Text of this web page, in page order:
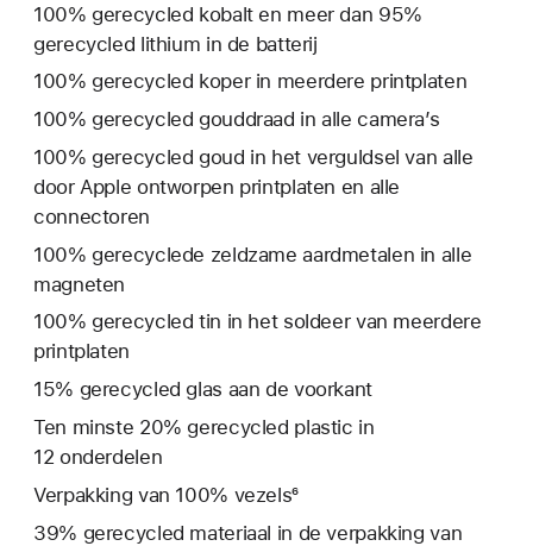
100% gerecycled kobalt en meer dan 95%
gerecycled lithium in de batterij
100% gerecycled koper in meerdere printplaten
100% gerecycled gouddraad in alle camera’s
100% gerecycled goud in het verguldsel van alle
door Apple ontworpen printplaten en alle
connectoren
100% gerecyclede zeldzame aardmetalen in alle
magneten
100% gerecycled tin in het soldeer van meerdere
print­platen
15% gerecycled glas aan de voorkant
Ten minste 20% gerecycled plastic in
12 onderdelen
Verpakking van 100% vezels⁶
39% gerecycled materiaal in de verpakking van